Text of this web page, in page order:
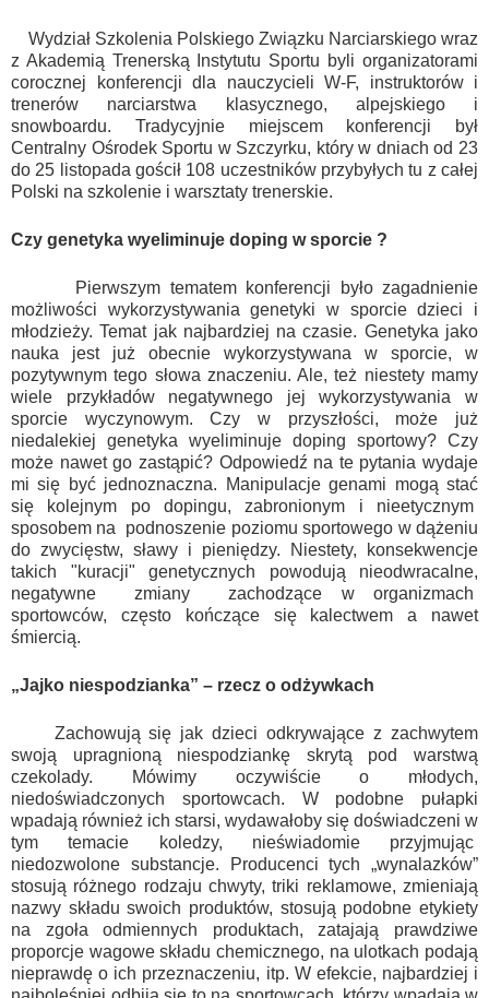
Wydział Szkolenia Polskiego Związku Narciarskiego wraz
z Akademią Trenerską Instytutu Sportu byli organizatorami
corocznej konferencji dla nauczycieli W-F, instruktorów i
trenerów narciarstwa klasycznego, alpejskiego i
snowboardu. Tradycyjnie miejscem konferencji był
Centralny Ośrodek Sportu w Szczyrku, który w dniach od 23
do 25 listopada gościł 108 uczestników przybyłych tu z całej
Polski na szkolenie i warsztaty trenerskie.
Czy genetyka wyeliminuje doping w sporcie ?
Pierwszym tematem konferencji było zagadnienie
możliwości wykorzystywania genetyki w sporcie dzieci i
młodzieży. Temat jak najbardziej na czasie. Genetyka jako
nauka jest już obecnie wykorzystywana w sporcie, w
pozytywnym tego słowa znaczeniu. Ale, też niestety mamy
wiele przykładów negatywnego jej wykorzystywania w
sporcie wyczynowym. Czy w przyszłości, może już
niedalekiej genetyka wyeliminuje doping sportowy? Czy
może nawet go zastąpić? Odpowiedź na te pytania wydaje
mi się być jednoznaczna. Manipulacje genami mogą stać
się kolejnym po dopingu, zabronionym i nieetycznym
sposobem na podnoszenie poziomu sportowego w dążeniu
do zwycięstw, sławy i pieniędzy. Niestety, konsekwencje
takich "kuracji" genetycznych powodują nieodwracalne,
negatywne zmiany zachodzące w organizmach
sportowców, często kończące się kalectwem a nawet
śmiercią.
„Jajko niespodzianka” – rzecz o odżywkach
Zachowują się jak dzieci odkrywające z zachwytem
swoją upragnioną niespodziankę skrytą pod warstwą
czekolady. Mówimy oczywiście o młodych,
niedoświadczonych sportowcach. W podobne pułapki
wpadają również ich starsi, wydawałoby się doświadczeni w
tym temacie koledzy, nieświadomie przyjmując
niedozwolone substancje. Producenci tych „wynalazków”
stosują różnego rodzaju chwyty, triki reklamowe, zmieniają
nazwy składu swoich produktów, stosują podobne etykiety
na zgoła odmiennych produktach, zatajają prawdziwe
proporcje wagowe składu chemicznego, na ulotkach podają
nieprawdę o ich przeznaczeniu, itp. W efekcie, najbardziej i